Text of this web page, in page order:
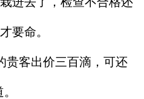
要命。
客出价三百滴，可还